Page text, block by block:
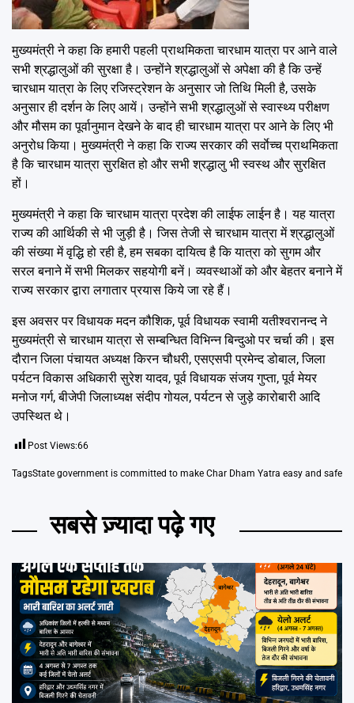
मुख्यमंत्री ने कहा कि हमारी पहली प्राथमिकता चारधाम यात्रा पर आने वाले
सभी श्रद्धालुओं की सुरक्षा है। उन्होंने श्रद्धालुओं से अपेक्षा की है कि उन्हें
चारधाम यात्रा के लिए रजिस्ट्रेशन के अनुसार जो तिथि मिली है, उसके
अनुसार ही दर्शन के लिए आयें। उन्होंने सभी श्रद्धालुओं से स्वास्थ्य परीक्षण
और मौसम का पूर्वानुमान देखने के बाद ही चारधाम यात्रा पर आने के लिए भी
अनुरोध किया। मुख्यमंत्री ने कहा कि राज्य सरकार की सर्वाेच्च प्राथमिकता
है कि चारधाम यात्रा सुरक्षित हो और सभी श्रद्धालु भी स्वस्थ और सुरक्षित
हों।
मुख्यमंत्री ने कहा कि चारधाम यात्रा प्रदेश की लाईफ लाईन है। यह यात्रा
राज्य की आर्थिकी से भी जुड़ी है। जिस तेजी से चारधाम यात्रा में श्रद्धालुओं
की संख्या में वृद्धि हो रही है, हम सबका दायित्व है कि यात्रा को सुगम और
सरल बनाने में सभी मिलकर सहयोगी बनें। व्यवस्थाओं को और बेहतर बनाने में
राज्य सरकार द्वारा लगातार प्रयास किये जा रहे हैं।
इस अवसर पर विधायक मदन कौशिक, पूर्व विधायक स्वामी यतीश्वरानन्द ने
मुख्यमंत्री से चारधाम यात्रा से सम्बन्धित विभिन्न बिन्दुओ पर चर्चा की। इस
दौरान जिला पंचायत अध्यक्ष किरन चौधरी, एसएसपी प्रमेन्द डोबाल, जिला
पर्यटन विकास अधिकारी सुरेश यादव, पूर्व विधायक संजय गुप्ता, पूर्व मेयर
मनोज गर्ग, बीजेपी जिलाध्यक्ष संदीप गोयल, पर्यटन से जुड़े कारोबारी आदि
उपस्थित थे।
Post Views:66
TagsState government is committed to make Char Dham Yatra easy and safe
सबसे ज़्यादा पढ़े गए